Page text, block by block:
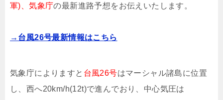
軍)、気象庁の最新進路予想をお伝えいたします。
→台風26号最新情報はこちら
気象庁によりますと 台風26号はマーシャル諸島に位置
し、西へ20km/h(12t)で進んでおり、中心気圧は